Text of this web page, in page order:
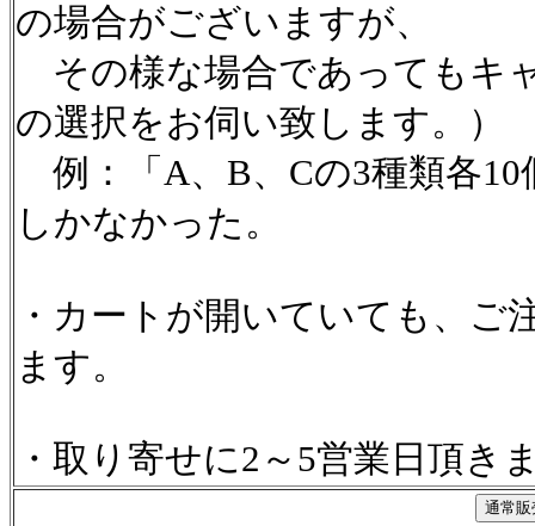
の場合がございますが、
その様な場合であってもキ
の選択をお伺い致します。）
例：「A、B、Cの3種類各10
しかなかった。
・カートが開いていても、ご
ます。
・取り寄せに2～5営業日頂き